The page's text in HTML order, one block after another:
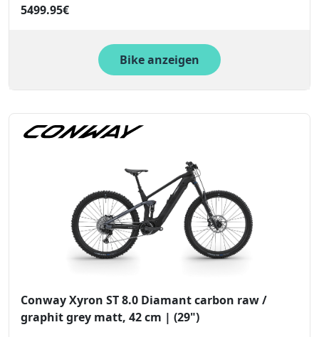
5499.95€
Bike anzeigen
Conway Xyron ST 8.0 Diamant carbon raw /
graphit grey matt, 42 cm | (29")